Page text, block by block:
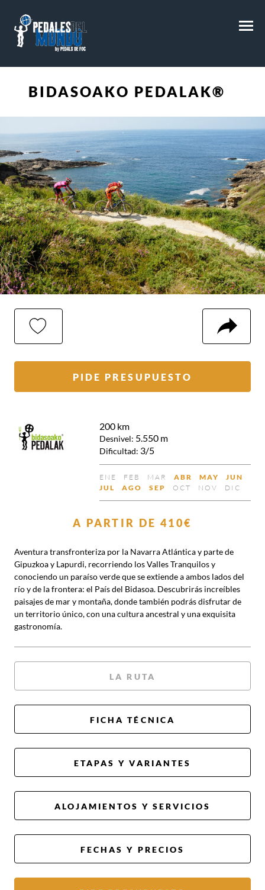
BIDASOAKO PEDALAK®
MI
SELECCIÓN
PIDE PRESUPUESTO
200 km
Desnivel: 5.550 m
Dificultad: 3/5
ENE
NO
FEB
NO
MAR
NO
ABR
DISPONIBLE
MAY
JUN
JUL
AGO
SEP
OCT
NOV
DIC
A PARTIR DE410€
Aventura transfronteriza por la Navarra Atlántica y parte de
Gipuzkoa y Lapurdi, recorriendo los Valles Tranquilos y
conociendo un paraíso verde que se extiende a ambos lados del
río y de la frontera: el País del Bidasoa. Descubrirás increíbles
paisajes de mar y montaña, donde también podrás disfrutar de
un territorio único, con una cultura ancestral y una exquisita
gastronomía.
LA RUTA
FICHA TÉCNICA
ETAPAS Y VARIANTES
ALOJAMIENTOS Y SERVICIOS
FECHAS Y PRECIOS